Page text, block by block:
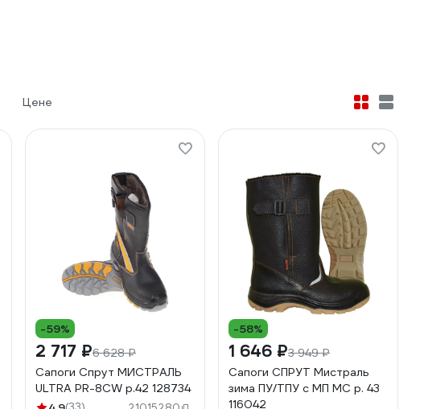
Цене
-59%
2 717 ₽6 628 ₽
Сапоги Спрут МИСТРАЛЬ
ULTRA PR-8CW р.42 128734
-58%
1 646 ₽3 949 ₽
Сапоги СПРУТ Мистраль
зима ПУ/ТПУ с МП МС р. 43
116042